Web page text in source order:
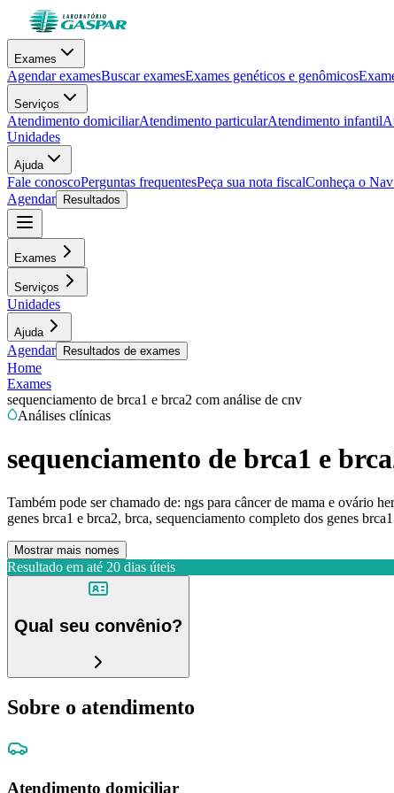
Exames
Agendar examesBuscar examesExames genéticos e genômicos
Serviços
Atendimento domiciliarAtendimento particularAtendimento infantil
Unidades
Ajuda
Fale conoscoPerguntas frequentesPeça sua nota fiscalConheça o
Agendar
Resultados
Exames
Serviços
Unidades
Ajuda
Agendar Resultados de exames
Home
Exames
sequenciamento de brca1 e brca2 com análise de cnv
Análises clínicas
sequenciamento de brca1 e
Também pode ser chamado de: ngs para câncer de mama e ovário
genes brca1 e brca2, brca, sequenciamento completo dos genes
Mostrar mais nomes
Resultado em até 20 dias úteis
Qual seu convênio?
Sobre o atendimento
Atendimento domiciliar